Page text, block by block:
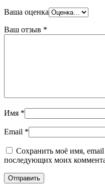
Ваша оценка
Ваш отзыв *
Имя *
Email *
Сохранить моё имя, email
последующих моих